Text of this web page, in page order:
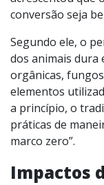
conversão seja
Segundo ele, o
dos animais dura
orgânicas,
elementos
a princípio, o
práticas de
marco zero”.
Impactos